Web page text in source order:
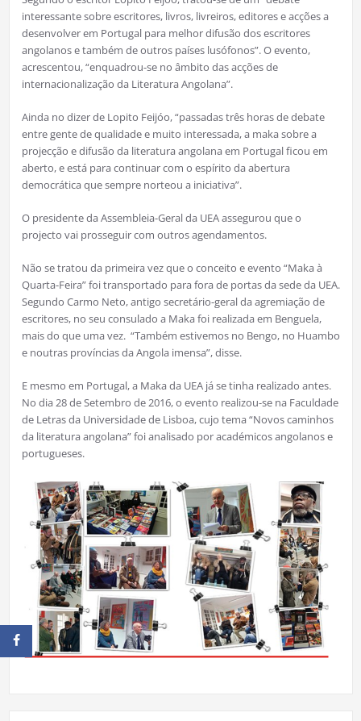
interessante sobre escritores, livros, livreiros, editores e acções a
desenvolver em Portugal para melhor difusão dos escritores
angolanos e também de outros países lusófonos”. O evento,
acrescentou, “enquadrou-se no âmbito das acções de
internacionalização da Literatura Angolana”.
Ainda no dizer de Lopito Feijóo, “passadas três horas de debate
entre gente de qualidade e muito interessada, a maka sobre a
projecção e difusão da literatura angolana em Portugal ficou em
aberto, e está para continuar com o espírito da abertura
democrática que sempre norteou a iniciativa”.
O presidente da Assembleia-Geral da UEA assegurou que o
projecto vai prosseguir com outros agendamentos.
Não se tratou da primeira vez que o conceito e evento “Maka à
Quarta-Feira” foi transportado para fora de portas da sede da UEA.
Segundo Carmo Neto, antigo secretário-geral da agremiação de
escritores, no seu consulado a Maka foi realizada em Benguela,
mais do que uma vez. “Também estivemos no Bengo, no Huambo
e noutras províncias da Angola imensa”, disse.
E mesmo em Portugal, a Maka da UEA já se tinha realizado antes.
No dia 28 de Setembro de 2016, o evento realizou-se na Faculdade
de Letras da Universidade de Lisboa, cujo tema “Novos caminhos
da literatura angolana” foi analisado por académicos angolanos e
portugueses.